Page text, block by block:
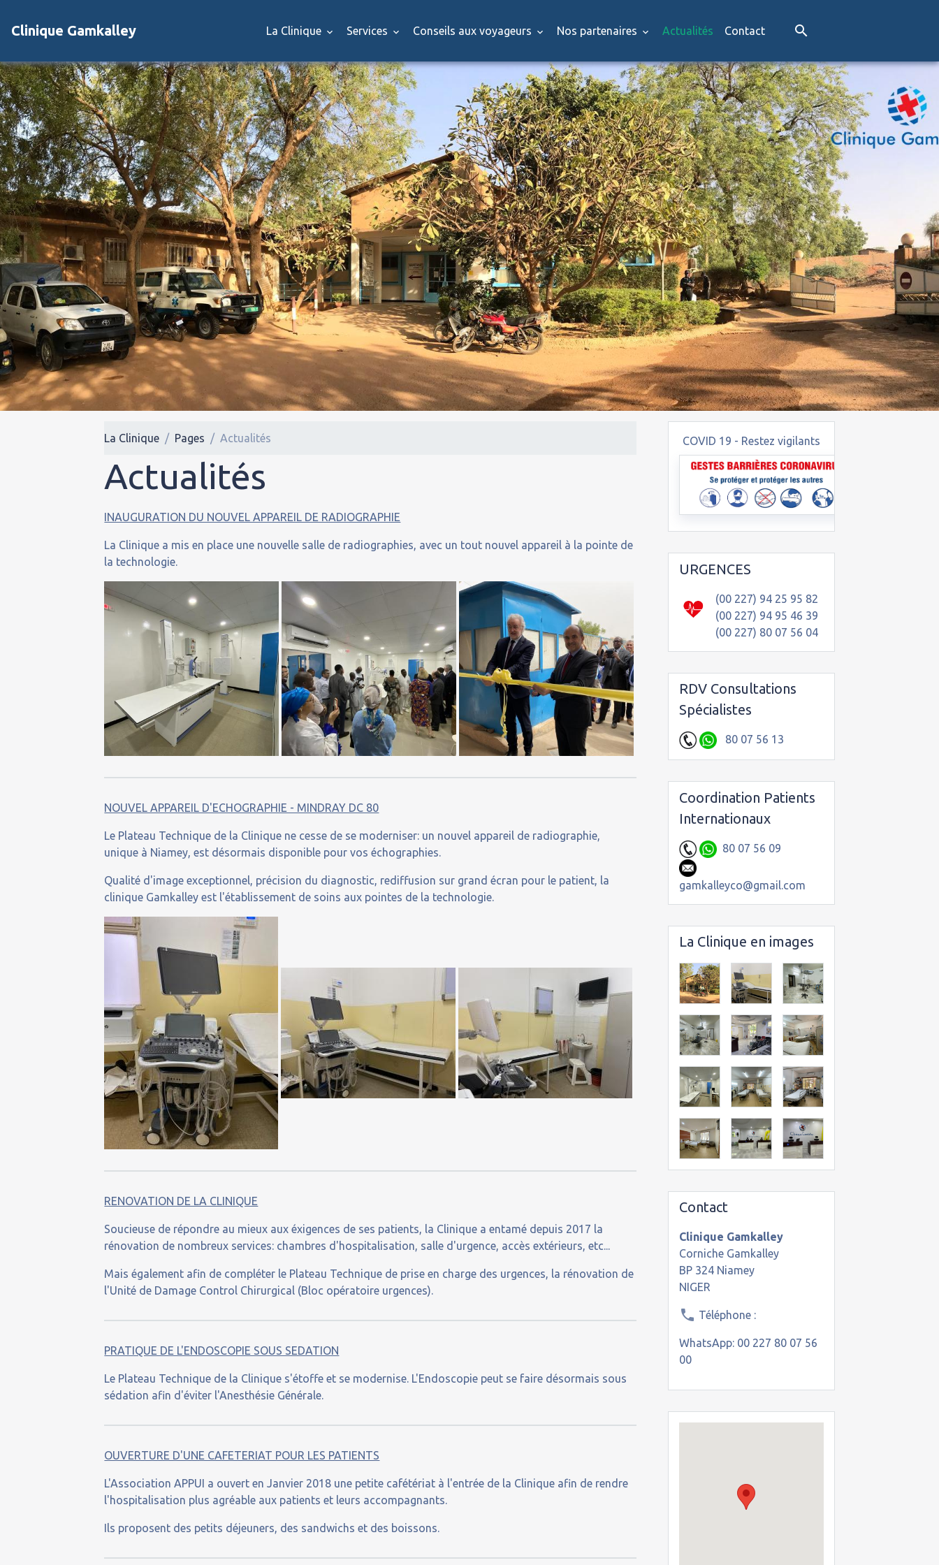
Clinique Gamkalley La Clinique Services Conseils aux voyageurs Nos partenaires Actualités Contact
La Clinique Pages Actualités
Actualités
INAUGURATION DU NOUVEL APPAREIL DE RADIOGRAPHIE
La Clinique a mis en place une nouvelle salle de radiographies, avec un tout nouvel appareil à la pointe de
la technologie.
NOUVEL APPAREIL D'ECHOGRAPHIE - MINDRAY DC 80
Le Plateau Technique de la Clinique ne cesse de se moderniser: un nouvel appareil de radiographie,
unique à Niamey, est désormais disponible pour vos échographies.
Qualité d'image exceptionnel, précision du diagnostic, rediffusion sur grand écran pour le patient, la
clinique Gamkalley est l'établissement de soins aux pointes de la technologie.
RENOVATION DE LA CLINIQUE
Soucieuse de répondre au mieux aux éxigences de ses patients, la Clinique a entamé depuis 2017 la
rénovation de nombreux services: chambres d'hospitalisation, salle d'urgence, accès extérieurs, etc...
Mais également afin de compléter le Plateau Technique de prise en charge des urgences, la rénovation de
l'Unité de Damage Control Chirurgical (Bloc opératoire urgences).
PRATIQUE DE L'ENDOSCOPIE SOUS SEDATION
Le Plateau Technique de la Clinique s'étoffe et se modernise. L'Endoscopie peut se faire désormais sous
sédation afin d'éviter l'Anesthésie Générale.
OUVERTURE D'UNE CAFETERIAT POUR LES PATIENTS
L'Association APPUI a ouvert en Janvier 2018 une petite cafétériat à l'entrée de la Clinique afin de rendre
l'hospitalisation plus agréable aux patients et leurs accompagnants.
Ils proposent des petits déjeuners, des sandwichs et des boissons.
COVID 19 - Restez vigilants
URGENCES
(00 227) 94 25 95 82
(00 227) 94 95 46 39
(00 227) 80 07 56 04
RDV Consultations
Spécialistes
80 07 56 13
Coordination Patients
Internationaux
80 07 56 09
gamkalleyco@gmail.com
La Clinique en images
Contact
Clinique Gamkalley
Corniche Gamkalley
BP 324 Niamey
NIGER
Téléphone :
WhatsApp: 00 227 80 07 56
00